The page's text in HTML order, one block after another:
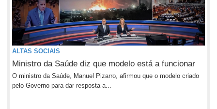
ALTAS SOCIAIS
Ministro da Saúde diz que modelo está a funcionar
O ministro da Saúde, Manuel Pizarro, afirmou que o modelo criado
pelo Governo para dar resposta a...